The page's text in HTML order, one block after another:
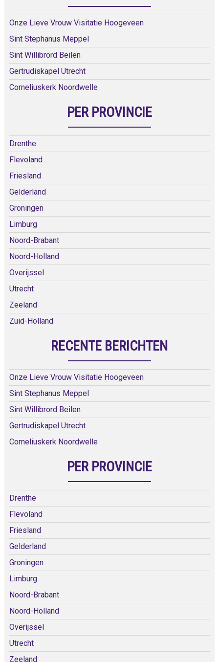
Onze Lieve Vrouw Visitatie Hoogeveen
Sint Stephanus Meppel
Sint Willibrord Beilen
Gertrudiskapel Utrecht
Corneliuskerk Noordwelle
PER PROVINCIE
Drenthe
Flevoland
Friesland
Gelderland
Groningen
Limburg
Noord-Brabant
Noord-Holland
Overijssel
Utrecht
Zeeland
Zuid-Holland
RECENTE BERICHTEN
Onze Lieve Vrouw Visitatie Hoogeveen
Sint Stephanus Meppel
Sint Willibrord Beilen
Gertrudiskapel Utrecht
Corneliuskerk Noordwelle
PER PROVINCIE
Drenthe
Flevoland
Friesland
Gelderland
Groningen
Limburg
Noord-Brabant
Noord-Holland
Overijssel
Utrecht
Zeeland